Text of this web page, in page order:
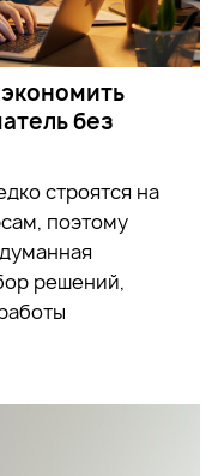
без
строятся на
поэтому
решений,